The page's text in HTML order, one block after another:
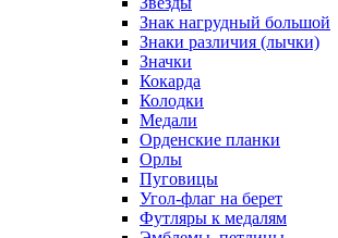
Знак нагрудный большой
Знаки различия (лычки)
Значки
Кокарда
Колодки
Медали
Орденские планки
Орлы
Пуговицы
Угол-флаг на берет
Футляры к медалям